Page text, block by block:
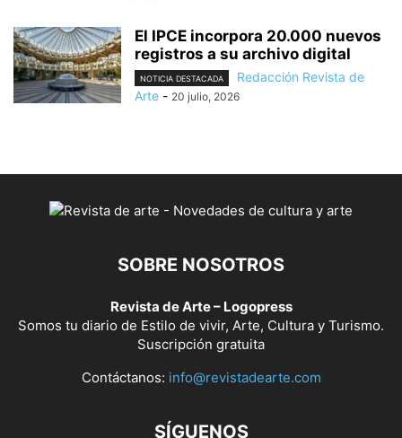
El IPCE incorpora 20.000 nuevos
registros a su archivo digital
NOTICIA DESTACADA
Redacción Revista de
Arte - 20 julio, 2026
SOBRE NOSOTROS
Revista de Arte – Logopress
Somos tu diario de Estilo de vivir, Arte, Cultura y Turismo.
Suscripción gratuita
Contáctanos: info@revistadearte.com
SÍGUENOS